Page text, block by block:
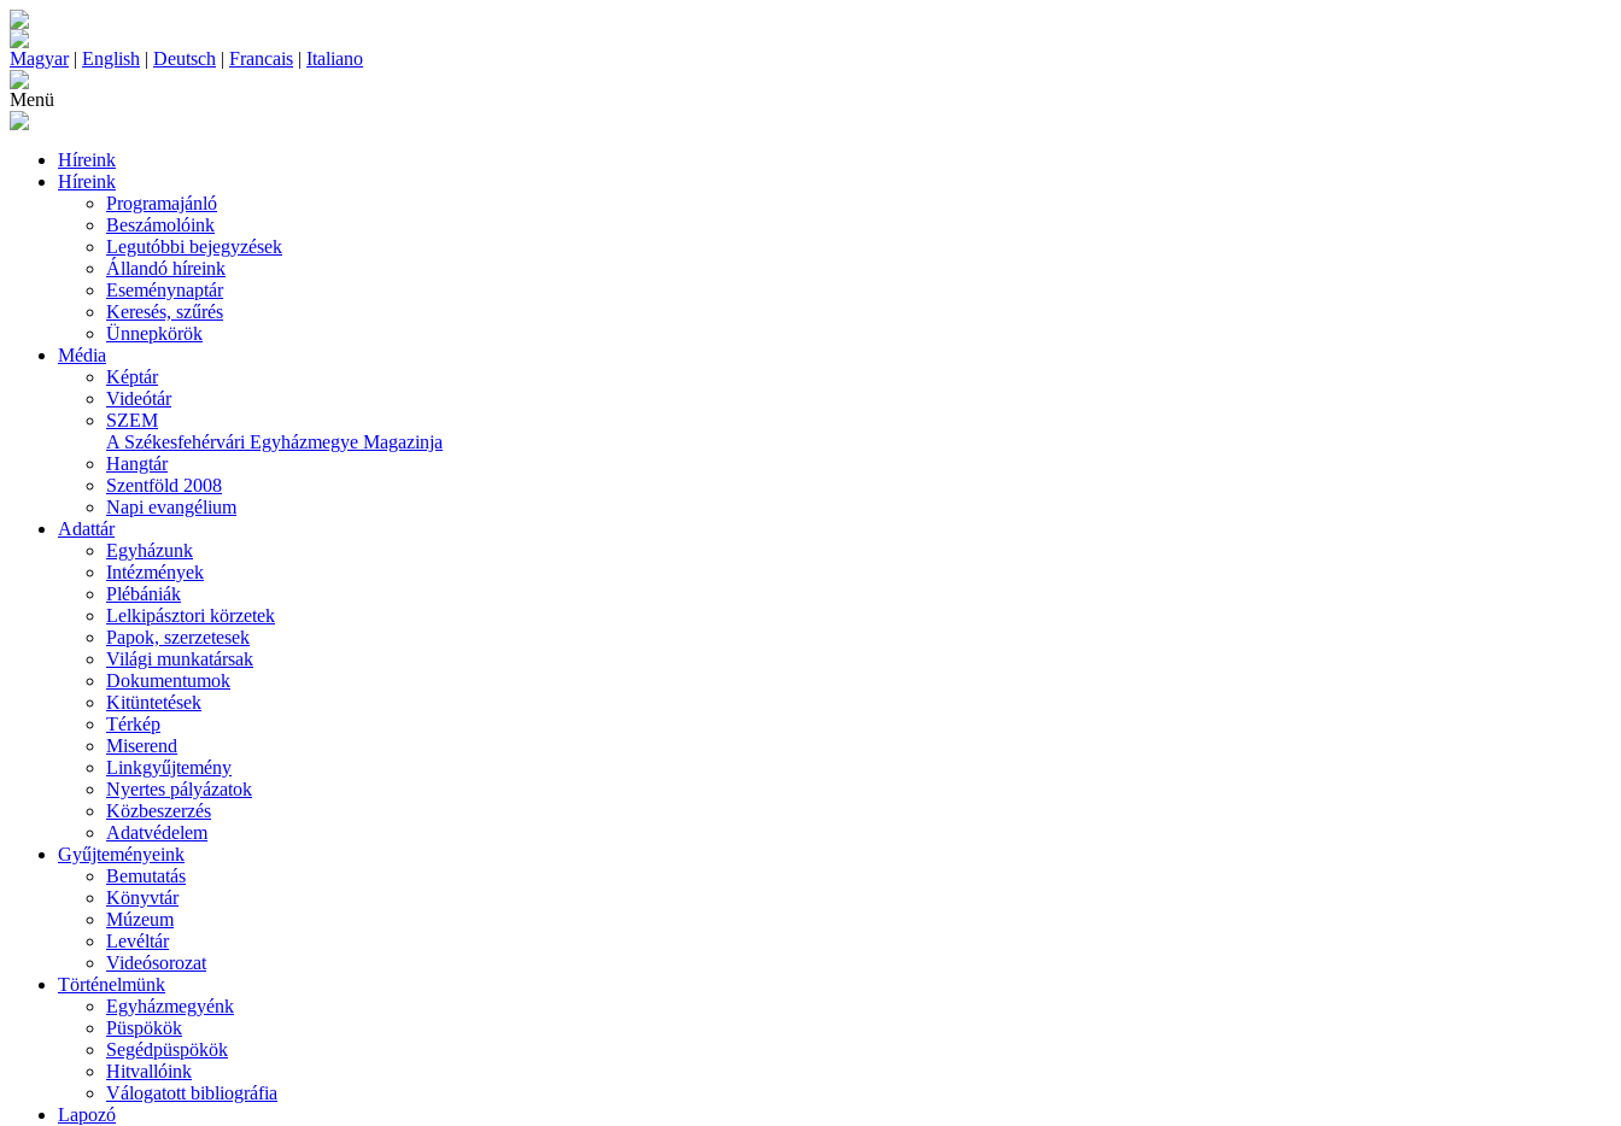
Magyar| English | Deutsch | Francais | Italiano
Menü
Híreink
Híreink
Programajánló
Beszámolóink
Legutóbbi bejegyzések
Állandó híreink
Eseménynaptár
Keresés, szűrés
Ünnepkörök
Média
Képtár
Videótár
SZEM
A Székesfehérvári Egyházmegye Magazinja
Hangtár
Szentföld 2008
Napi evangélium
Adattár
Egyházunk
Intézmények
Plébániák
Lelkipásztori körzetek
Papok, szerzetesek
Világi munkatársak
Dokumentumok
Kitüntetések
Térkép
Miserend
Linkgyűjtemény
Nyertes pályázatok
Közbeszerzés
Adatvédelem
Gyűjteményeink
Bemutatás
Könyvtár
Múzeum
Levéltár
Videósorozat
Történelmünk
Egyházmegyénk
Püspökök
Segédpüspökök
Hitvallóink
Válogatott bibliográfia
Lapozó